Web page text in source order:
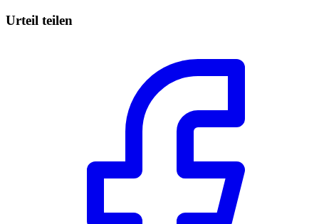
Urteil teilen